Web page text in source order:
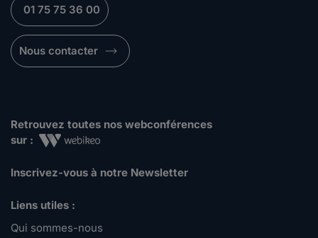
01 75 75 36 00
Nous contacter
Retrouvez toutes nos webconférences
sur :
Inscrivez-vous à notre Newsletter
Liens utiles :
Qui sommes-nous